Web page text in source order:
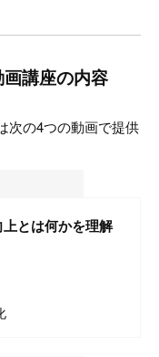
講座の内容
次の4つの動画で提供
とは何かを理解